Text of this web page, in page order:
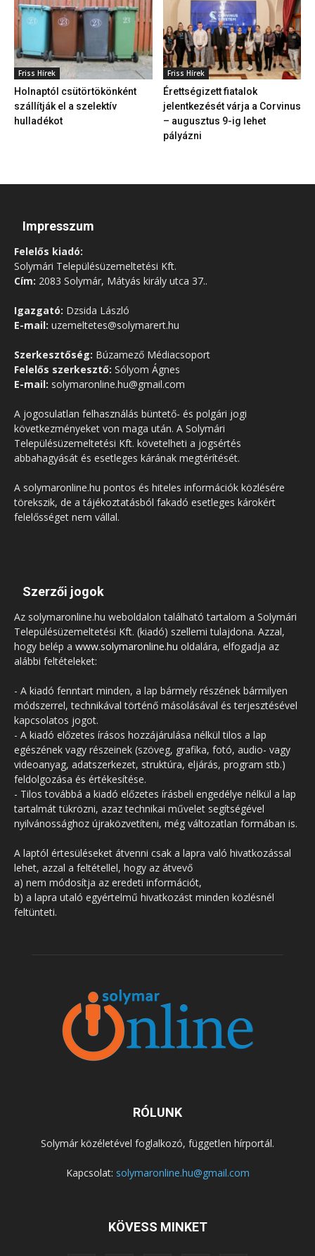
Friss Hírek
Holnaptól csütörtökönként
szállítják el a szelektív
hulladékot
Friss Hírek
Érettségizett fiatalok
jelentkezését várja a Corvinus
– augusztus 9-ig lehet
pályázni
Impresszum
Felelős kiadó:
Solymári Településüzemeltetési Kft.
Cím: 2083 Solymár, Mátyás király utca 37..
Igazgató: Dzsida László
E-mail: uzemeltetes@solymarert.hu
Szerkesztőség: Búzamező Médiacsoport
Felelős szerkesztő: Sólyom Ágnes
E-mail: solymaronline.hu@gmail.com
A jogosulatlan felhasználás büntető- és polgári jogi
következményeket von maga után. A Solymári
Településüzemeltetési Kft. követelheti a jogsértés
abbahagyását és esetleges kárának megtérítését.
A solymaronline.hu pontos és hiteles információk közlésére
törekszik, de a tájékoztatásból fakadó esetleges károkért
felelősséget nem vállal.
Szerzői jogok
Az solymaronline.hu weboldalon található tartalom a Solymári
Településüzemeltetési Kft. (kiadó) szellemi tulajdona. Azzal,
hogy belép a www.solymaronline.hu oldalára, elfogadja az
alábbi feltételeket:
- A kiadó fenntart minden, a lap bármely részének bármilyen
módszerrel, technikával történő másolásával és terjesztésével
kapcsolatos jogot.
- A kiadó előzetes írásos hozzájárulása nélkül tilos a lap
egészének vagy részeinek (szöveg, grafika, fotó, audio- vagy
videoanyag, adatszerkezet, struktúra, eljárás, program stb.)
feldolgozása és értékesítése.
- Tilos továbbá a kiadó előzetes írásbeli engedélye nélkül a lap
tartalmát tükrözni, azaz technikai művelet segítségével
nyilvánossághoz újraközvetíteni, még változatlan formában is.
A laptól értesüléseket átvenni csak a lapra való hivatkozással
lehet, azzal a feltétellel, hogy az átvevő
a) nem módosítja az eredeti információt,
b) a lapra utaló egyértelmű hivatkozást minden közlésnél
feltünteti.
RÓLUNK
Solymár közéletével foglalkozó, független hírportál.
Kapcsolat: solymaronline.hu@gmail.com
KÖVESS MINKET